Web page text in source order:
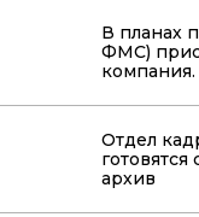
В планах
ФМС)
компания.
Отдел
архив